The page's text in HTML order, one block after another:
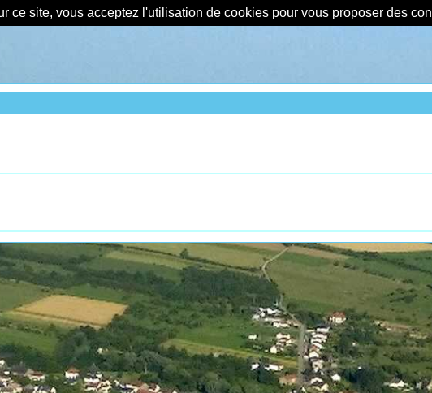
ce site, vous acceptez l'utilisation de cookies pour vous proposer des